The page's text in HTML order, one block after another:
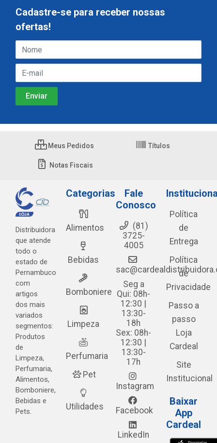
Cadastre-se para receber nossas
ofertas!
Meus Pedidos Títulos
Notas Fiscais
Distribuidora
que atende
todo o
estado de
Pernambuco
com
artigos
dos mais
variados
segmentos:
Produtos
de
Limpeza,
Perfumaria,
Alimentos,
Bomboniere,
Bebidas e
Pets.
Categorias
Alimentos
Bebidas
Bomboniere
Limpeza
Perfumaria
Pet
Utilidades
Fale
Conosco
(81)
3725-
4005
Seg a
Qui: 08h-
12:30 |
13:30-
18h
Sex: 08h-
12:30 |
13:30-
17h
Instagram
Facebook
LinkedIn
Política
de
Entrega
Política
de
Privacidade
Passo a
passo
Loja
Cardeal
Site
Institucional
Baixar
App
Cardeal